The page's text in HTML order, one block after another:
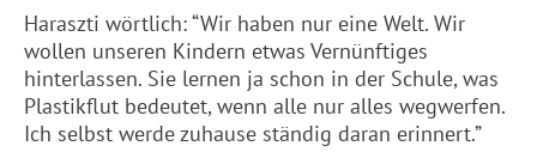
Haraszti wörtlich: “Wir haben nur eine Welt. Wir
wollen unseren Kindern etwas Vernünftiges
hinterlassen. Sie lernen ja schon in der Schule, was
Plastikflut bedeutet, wenn alle nur alles wegwerfen.
Ich selbst werde zuhause ständig daran erinnert.”